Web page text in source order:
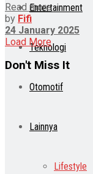
Entertainment
Teknologi
Otomotif
Lainnya
Lifestyle
Read more
by Fifi
24 January 2025
Load More
Don't Miss It